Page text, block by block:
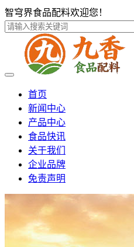
智穹界食品配料欢迎您！
首页
新闻中心
产品中心
食品快讯
关于我们
企业品牌
免责声明